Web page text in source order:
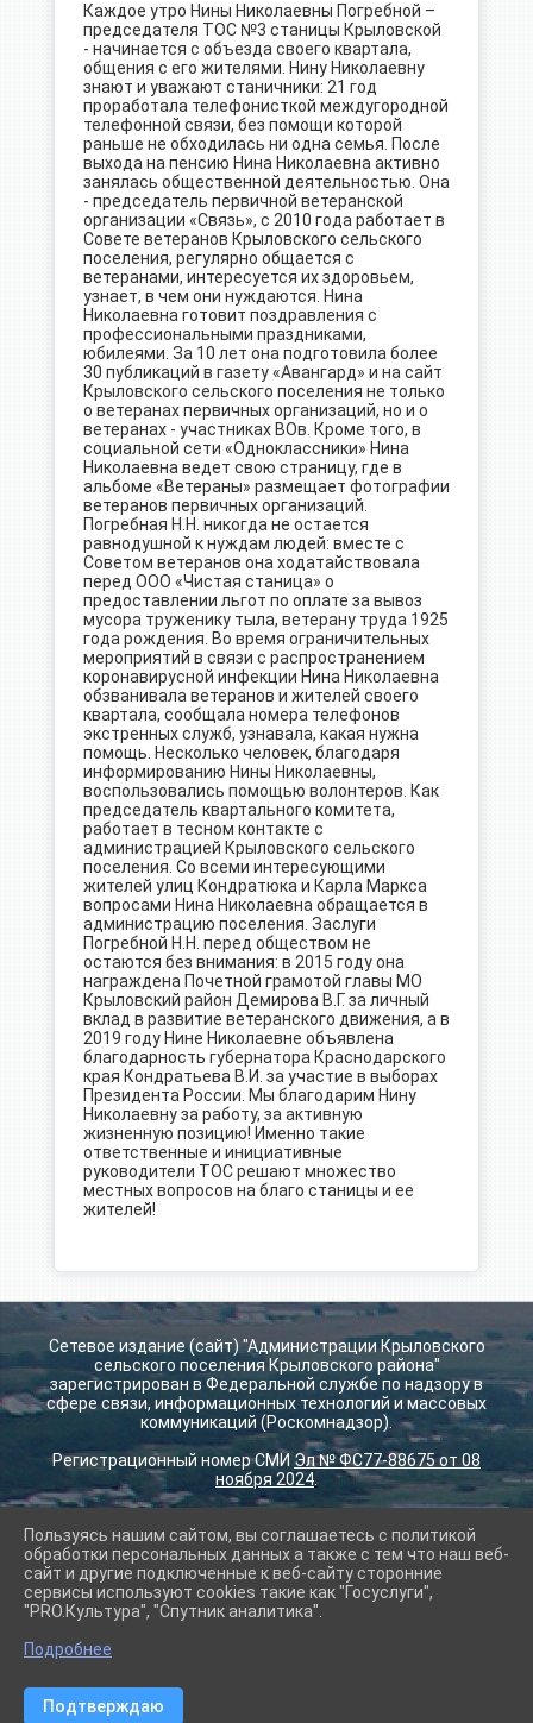
Каждое утро Нины Николаевны Погребной –
председателя ТОС №3 станицы Крыловской
- начинается с объезда своего квартала,
общения с его жителями. Нину Николаевну
знают и уважают станичники: 21 год
проработала телефонисткой междугородной
телефонной связи, без помощи которой
раньше не обходилась ни одна семья. После
выхода на пенсию Нина Николаевна активно
занялась общественной деятельностью. Она
- председатель первичной ветеранской
организации «Связь», с 2010 года работает в
Совете ветеранов Крыловского сельского
поселения, регулярно общается с
ветеранами, интересуется их здоровьем,
узнает, в чем они нуждаются. Нина
Николаевна готовит поздравления с
профессиональными праздниками,
юбилеями. За 10 лет она подготовила более
30 публикаций в газету «Авангард» и на сайт
Крыловского сельского поселения не только
о ветеранах первичных организаций, но и о
ветеранах - участниках ВОв. Кроме того, в
социальной сети «Одноклассники» Нина
Николаевна ведет свою страницу, где в
альбоме «Ветераны» размещает фотографии
ветеранов первичных организаций.
Погребная Н.Н. никогда не остается
равнодушной к нуждам людей: вместе с
Советом ветеранов она ходатайствовала
перед ООО «Чистая станица» о
предоставлении льгот по оплате за вывоз
мусора труженику тыла, ветерану труда 1925
года рождения. Во время ограничительных
мероприятий в связи с распространением
коронавирусной инфекции Нина Николаевна
обзванивала ветеранов и жителей своего
квартала, сообщала номера телефонов
экстренных служб, узнавала, какая нужна
помощь. Несколько человек, благодаря
информированию Нины Николаевны,
воспользовались помощью волонтеров. Как
председатель квартального комитета,
работает в тесном контакте с
администрацией Крыловского сельского
поселения. Со всеми интересующими
жителей улиц Кондратюка и Карла Маркса
вопросами Нина Николаевна обращается в
администрацию поселения. Заслуги
Погребной Н.Н. перед обществом не
остаются без внимания: в 2015 году она
награждена Почетной грамотой главы МО
Крыловский район Демирова В.Г. за личный
вклад в развитие ветеранского движения, а в
2019 году Нине Николаевне объявлена
благодарность губернатора Краснодарского
края Кондратьева В.И. за участие в выборах
Президента России. Мы благодарим Нину
Николаевну за работу, за активную
жизненную позицию! Именно такие
ответственные и инициативные
руководители ТОС решают множество
местных вопросов на благо станицы и ее
жителей!
Сетевое издание (сайт) "Администрации Крыловского
сельского поселения Крыловского района"
зарегистрирован в Федеральной службе по надзору в
сфере связи, информационных технологий и массовых
коммуникаций (Роскомнадзор).
Регистрационный номер СМИ Эл № ФС77-88675 от 08
ноября 2024.
2026 г. krilovskay.ru
Вход
Карта сайта
Политика обработки персональных данных
Сделано на KubCMS
Пользуясь нашим сайтом, вы соглашаетесь с политикой
обработки персональных данных а также с тем что наш веб-
сайт и другие подключенные к веб-сайту сторонние
сервисы используют cookies такие как "Госуслуги",
"PRO.Культура", "Спутник аналитика".
Подробнее
Подтверждаю